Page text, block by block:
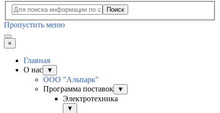
Поиск
Пропустить меню
×
Главная
О нас
▼
ООО "Альпарк"
Программа поставок
▼
Электротехника
▼